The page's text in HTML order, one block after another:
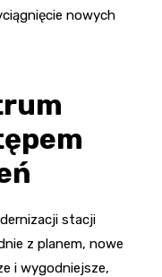
nowych
stacji
z planem, nowe
i wygodniejsze,